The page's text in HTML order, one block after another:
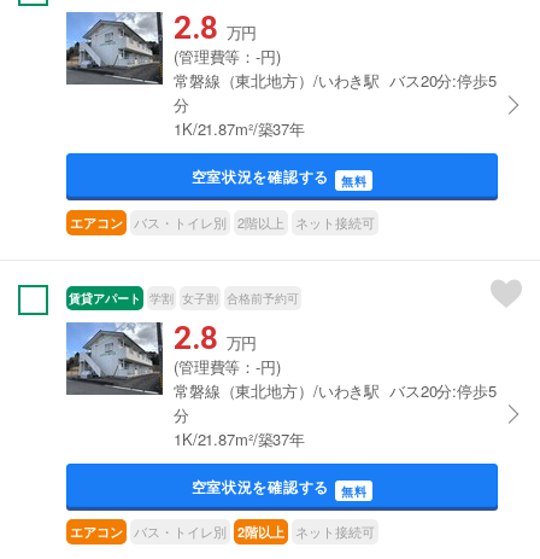
2.8 万円
(管理費等：-円)
常磐線（東北地方）/いわき駅 バス20分:停歩5
分
1K/21.87m²/築37年
空室状況を確認する 無料
エアコン バス・トイレ別 2階以上 ネット接続可
賃貸アパート 学割 女子割 合格前予約可
2.8 万円
(管理費等：-円)
常磐線（東北地方）/いわき駅 バス20分:停歩5
分
1K/21.87m²/築37年
空室状況を確認する 無料
エアコン バス・トイレ別 2階以上 ネット接続可